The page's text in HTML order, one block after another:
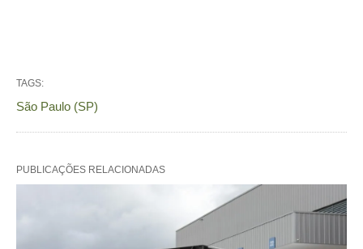
TAGS:
São Paulo (SP)
PUBLICAÇÕES RELACIONADAS